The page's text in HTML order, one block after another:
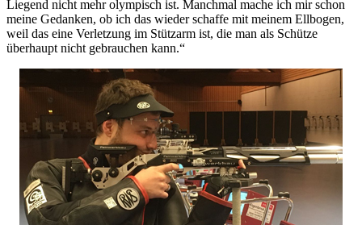
Liegend nicht mehr olympisch ist. Manchmal mache ich mir schon
meine Gedanken, ob ich das wieder schaffe mit meinem Ellbogen,
weil das eine Verletzung im Stützarm ist, die man als Schütze
überhaupt nicht gebrauchen kann.“